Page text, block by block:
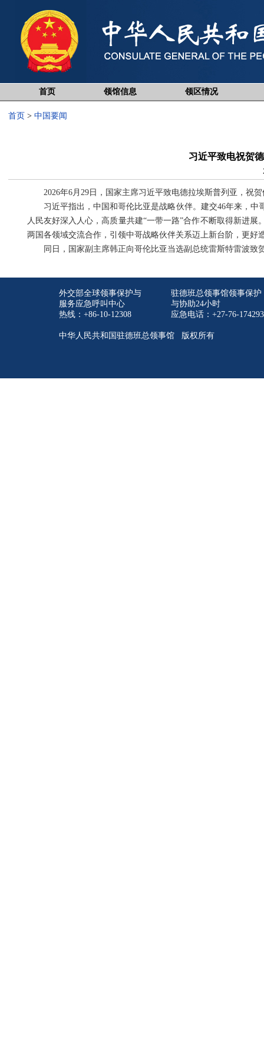
首页 领馆信息 领区情况
首页 > 中国要闻
习近平致电祝贺
2026年6月29日，国家主席习近平致电德拉埃斯普列亚，祝
习近平指出，中国和哥伦比亚是战略伙伴。建交46年来，
人民友好深入人心，高质量共建“一带一路”合作不断取得新进
两国各领域交流合作，引领中哥战略伙伴关系迈上新台阶，更好
同日，国家副主席韩正向哥伦比亚当选副总统雷斯特雷波致
外交部全球领事保护与
服务应急呼叫中心
热线：+86-10-12308
驻德班总领事馆领事保护
与协助24小时
应急电话：+27-76-
中华人民共和国驻德班总领事馆 版权所有